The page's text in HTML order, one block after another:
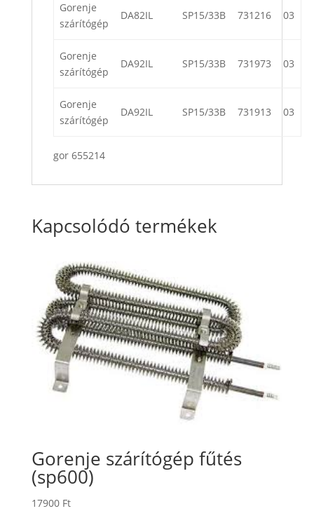
Gorenje
szárítógép
DA82IL SP15/33B 731216 03
Gorenje
szárítógép
DA92IL SP15/33B 731973 03
Gorenje
szárítógép
DA92IL SP15/33B 731913 03
gor 655214
Kapcsolódó termékek
Gorenje szárítógép fűtés
(sp600)
17900 Ft